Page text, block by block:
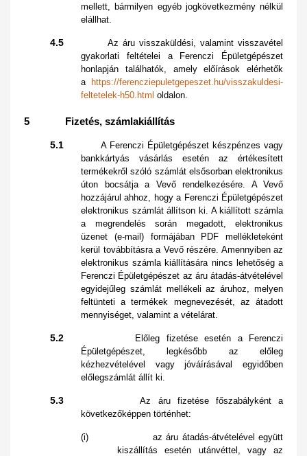
mellett, bármilyen egyéb jogkövetkezmény nélkül
elállhat.
4.5Az áru visszaküldési, valamint visszavétel
gyakorlati feltételei a Ferenczi Épületgépészet
honlapján találhatók, amely előírások elérhetők
a https://ferencziepuletgepeszet.hu/visszakuldesi-
feltetelek-h50.html oldalon.
5 Fizetés, számlakiállítás
5.1A Ferenczi Épületgépészet készpénzes vagy
bankkártyás vásárlás esetén az értékesített
termékekről szóló számlát elsősorban elektronikus
úton bocsátja a Vevő rendelkezésére. A Vevő
hozzájárul ahhoz, hogy a Ferenczi Épületgépészet
elektronikus számlát állítson ki. A kiállított számla
a megrendelés során megadott, elektronikus
üzenet (e-mail) formájában PDF mellékleteként
kerül továbbításra a Vevő részére. Amennyiben az
elektronikus számla kiállítására nincs lehetőség a
Ferenczi Épületgépészet az áru átadás-átvételével
egyidejűleg számlát mellékeli az áruhoz, melyen
feltünteti a termékek megnevezését, az átadott
mennyiséget, valamint a vételárat.
5.2 Előleg fizetése esetén a Ferenczi
Épületgépészet, legkésőbb az előleg
kézhezvételével vagy jóváírásával egyidőben
előlegszámlát állít ki.
5.3Az áru fizetése főszabályként a
következőképpen történhet:
(i) az áru átadás-átvételével együtt
kiszállítás esetén utánvéttel, vagy az